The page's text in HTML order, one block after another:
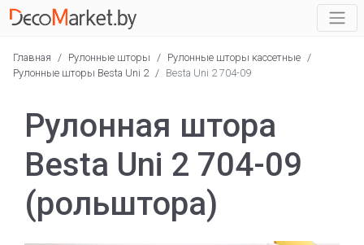
Главная / Рулонные шторы / Рулонные шторы кассетные /
Рулонные шторы Besta Uni 2 / Besta Uni 2 704-09
Рулонная штора
Besta Uni 2 704-09
(рольштора)